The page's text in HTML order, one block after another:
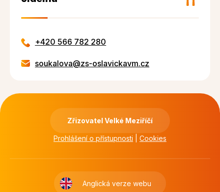
+420 566 782 280
soukalova@zs-oslavickavm.cz
Zřizovatel Velké Meziříčí
Prohlášení o přístupnosti Cookies
Anglická verze webu